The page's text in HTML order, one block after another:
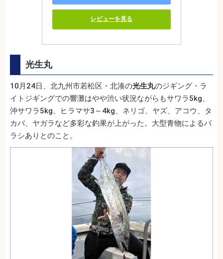
レビューを見る
光生丸
10月24日、北九州市若松区・北湊の光生丸のジギング・ラ
イトジギングでの響灘はやや渋い状況ながらもサワラ5kg、
沖サワラ5kg、ヒラマサ3～4kg、ネリゴ、ヤズ、アコウ、タ
カバ、ヤガラなど多彩な釣果が上がった。大型青物によるバ
ラシありとのこと。